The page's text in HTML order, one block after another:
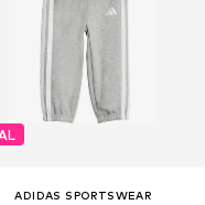
ADIDAS SPORTSWEAR